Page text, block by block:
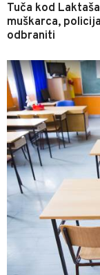
Tuča kod
muškarca,
odbraniti